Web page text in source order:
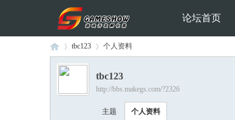
论坛首页
›
tbc123 个人资料
tbc123
http://bbs.makegs.com/?2326
主题 个人资料